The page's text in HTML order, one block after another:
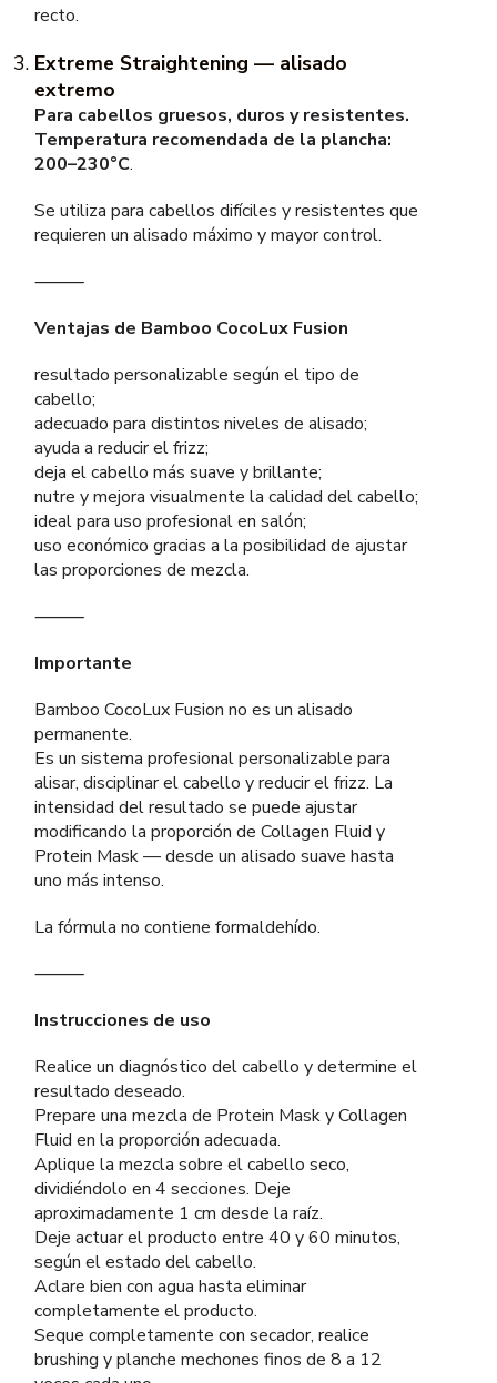
recto.
Extreme Straightening — alisado
extremo
Para cabellos gruesos, duros y resistentes.
Temperatura recomendada de la plancha:
200–230°C.
Se utiliza para cabellos difíciles y resistentes que
requieren un alisado máximo y mayor control.
⸻
Ventajas de Bamboo CocoLux Fusion
resultado personalizable según el tipo de
cabello;
adecuado para distintos niveles de alisado;
ayuda a reducir el frizz;
deja el cabello más suave y brillante;
nutre y mejora visualmente la calidad del cabello;
ideal para uso profesional en salón;
uso económico gracias a la posibilidad de ajustar
las proporciones de mezcla.
⸻
Importante
Bamboo CocoLux Fusion no es un alisado
permanente.
Es un sistema profesional personalizable para
alisar, disciplinar el cabello y reducir el frizz. La
intensidad del resultado se puede ajustar
modificando la proporción de Collagen Fluid y
Protein Mask — desde un alisado suave hasta
uno más intenso.
La fórmula no contiene formaldehído.
⸻
Instrucciones de uso
Realice un diagnóstico del cabello y determine el
resultado deseado.
Prepare una mezcla de Protein Mask y Collagen
Fluid en la proporción adecuada.
Aplique la mezcla sobre el cabello seco,
dividiéndolo en 4 secciones. Deje
aproximadamente 1 cm desde la raíz.
Deje actuar el producto entre 40 y 60 minutos,
según el estado del cabello.
Aclare bien con agua hasta eliminar
completamente el producto.
Seque completamente con secador, realice
brushing y planche mechones finos de 8 a 12